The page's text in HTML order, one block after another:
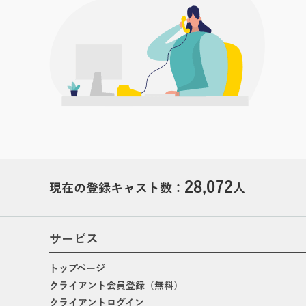
現在の登録キャスト数： 28,072人
サービス
トップページ
クライアント会員登録（無料）
クライアントログイン